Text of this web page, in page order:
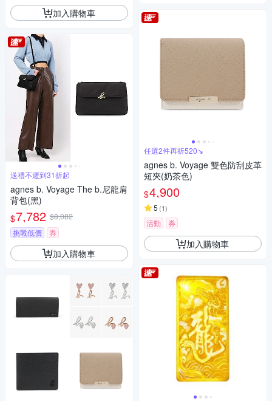
加入購物車
送禮不遲到31折起
agnes b. Voyage The b.尼龍肩
背包(黑)
$7,782 $8,082
挑戰低價
券
加入購物車
任選2件再折520↘
agnes b. Voyage 雙色防刮皮革
短夾(奶茶色)
$4,900
5 (1)
活動 券
加入購物車